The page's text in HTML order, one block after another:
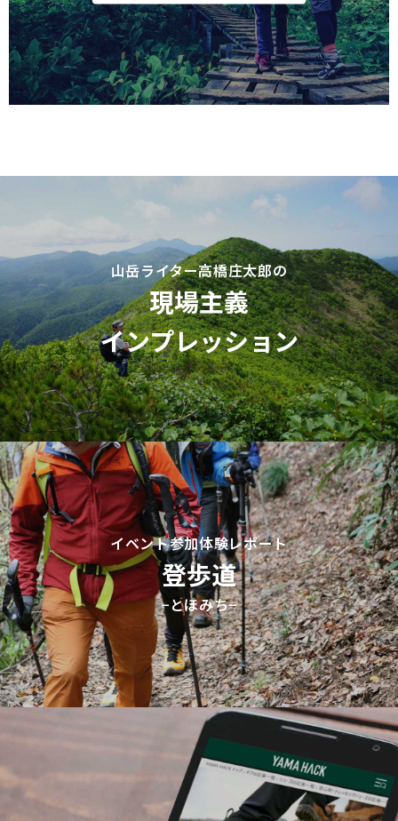
山岳ライター高橋庄太郎の
現場主義
インプレッション
イベント参加体験レポート
登歩道
−とほみち−